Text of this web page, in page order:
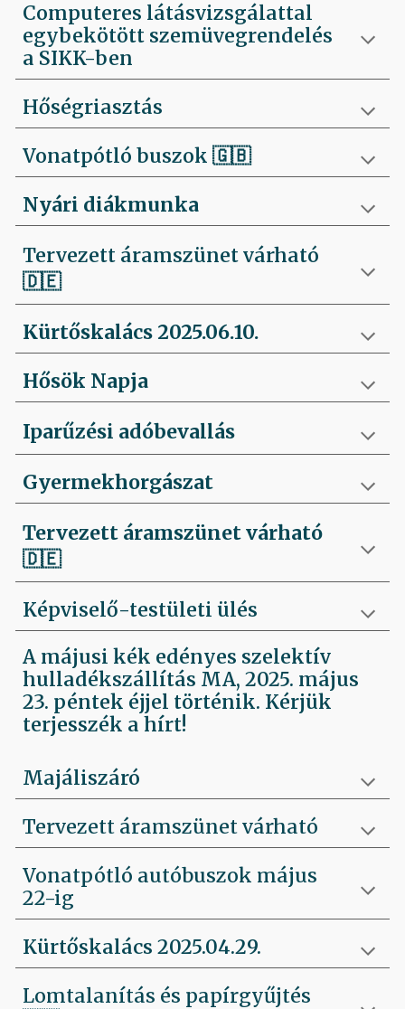
Computeres látásvizsgálattal
egybekötött szemüvegrendelés
a SIKK-ben
Hőségriasztás
Vonatpótló buszok 🇬🇧
Nyári diákmunka
Tervezett áramszünet várható
🇩🇪
Kürtőskalács 2025.06.10.
Hősök Napja
Iparűzési adóbevallás
Gyermekhorgászat
Tervezett áramszünet várható
🇩🇪
Képviselő-testületi ülés
A májusi kék edényes szelektív
hulladékszállítás MA, 2025. május
23. péntek éjjel történik. Kérjük
terjesszék a hírt!
Majáliszáró
Tervezett áramszünet várható
Vonatpótló autóbuszok május
22-ig
Kürtőskalács 2025.04.29.
Lomtalanítás és papírgyűjtés